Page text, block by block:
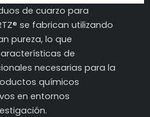
de cuarzo para
se fabrican utilizando
pureza, lo que
de
necesarias para la
químicos
en entornos